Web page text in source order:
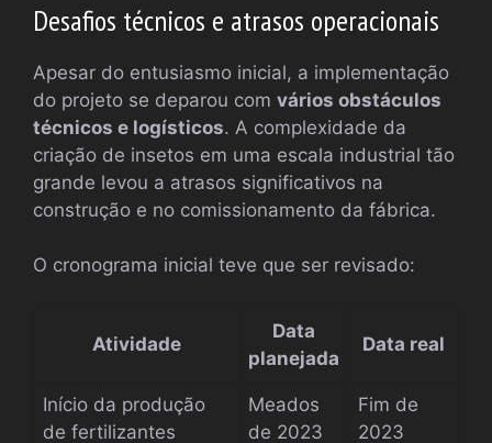
Desafios técnicos e atrasos operacionais
Apesar do entusiasmo inicial, a implementação
do projeto se deparou com vários obstáculos
técnicos e logísticos. A complexidade da
criação de insetos em uma escala industrial tão
grande levou a atrasos significativos na
construção e no comissionamento da fábrica.
O cronograma inicial teve que ser revisado:
Atividade
Data
planejada
Data real
Início da produção
de fertilizantes
Meados
de 2023
Fim de
2023